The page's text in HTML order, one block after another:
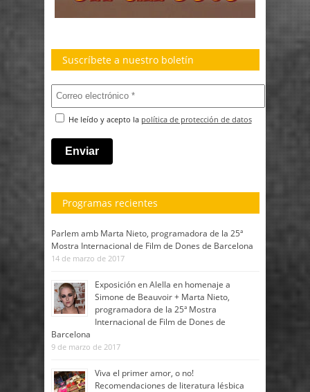
Suscríbete a nuestro boletín
He leído y acepto la política de protección de datos
Programas recientes
Parlem amb Marta Nieto, programadora de la 25ª
Mostra Internacional de Film de Dones de Barcelona
14 de marzo de 2017
Exposición en Alella en homenaje a
Simone de Beauvoir + Marta Nieto,
programadora de la 25ª Mostra
Internacional de Film de Dones de
Barcelona
9 de marzo de 2017
Viva el primer amor, o no!
Recomendaciones de literatura lésbica